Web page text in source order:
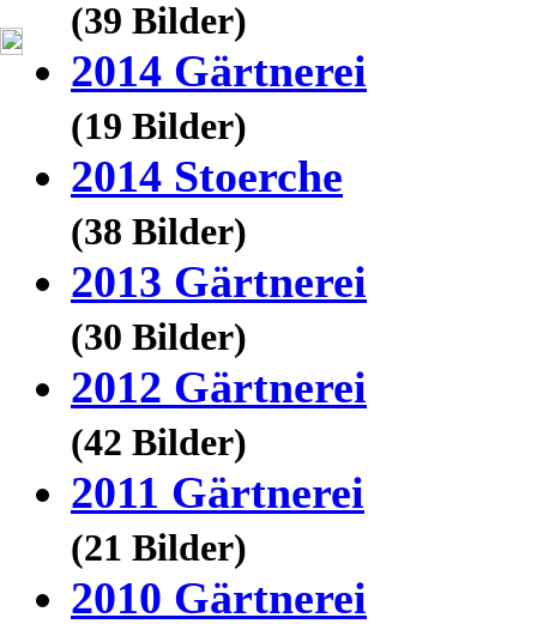
(39 Bilder)
2014 Gärtnerei
(19 Bilder)
2014 Stoerche
(38 Bilder)
2013 Gärtnerei
(30 Bilder)
2012 Gärtnerei
(42 Bilder)
2011 Gärtnerei
(21 Bilder)
2010 Gärtnerei